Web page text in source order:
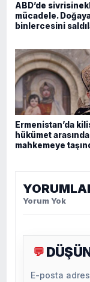
ABD’de
mücadele.
binlercesini
Ermenistan’da
hükümet
mahkemeye
Yorum Yok
💬
E-posta